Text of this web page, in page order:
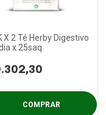
X 2 Té Herby Digestivo
x 25saq